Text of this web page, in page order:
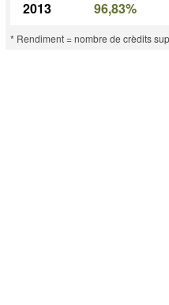
2013 96,83%
* Rendiment = nombre de crèdits